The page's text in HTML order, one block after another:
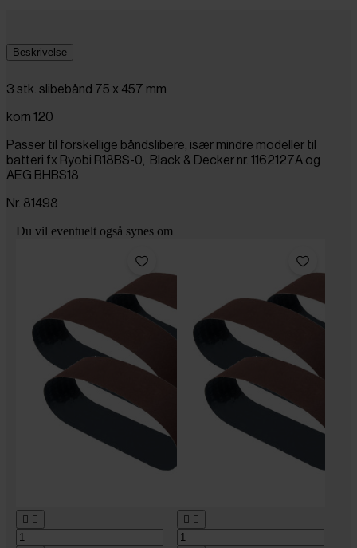
Beskrivelse
3 stk. slibebånd 75 x 457 mm
korn 120
Passer til forskellige båndslibere, især mindre modeller til
batteri fx Ryobi R18BS-0,
Black & Decker nr. 1162127A og
AEG BHBS18
Nr. 81498
Du vil eventuelt også synes om
   